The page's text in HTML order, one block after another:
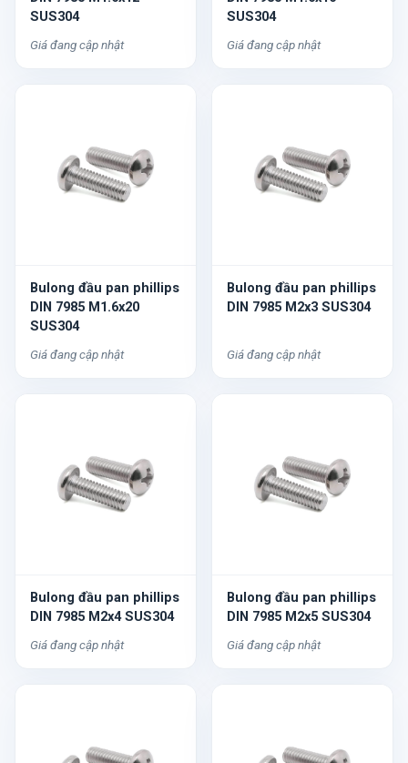
SUS304
Giá đang cập nhật
SUS304
Giá đang cập nhật
Bulong đầu pan phillips
DIN 7985 M1.6x20
SUS304
Giá đang cập nhật
Bulong đầu pan phillips
DIN 7985 M2x3 SUS304
Giá đang cập nhật
Bulong đầu pan phillips
DIN 7985 M2x4 SUS304
Giá đang cập nhật
Bulong đầu pan phillips
DIN 7985 M2x5 SUS304
Giá đang cập nhật